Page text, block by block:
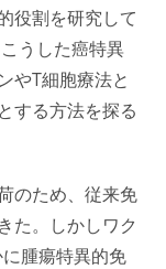
役割を研究して
うした癌特異
やT細胞療法と
する方法を探る
のため、従来免
た。しかしワク
腫瘍特異的免